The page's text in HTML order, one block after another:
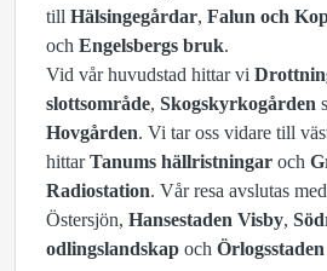
till Hälsingegårdar, Falun och
och Engelsbergs bruk.
Vid vår huvudstad hittar vi
slottsområde, Skogskyrkogården
Hovgården. Vi tar oss vidare till
hittarTanums hällristningar och
Radiostation. Vår resa avslutas
Östersjön, Hansestaden Visby,
odlingslandskap och